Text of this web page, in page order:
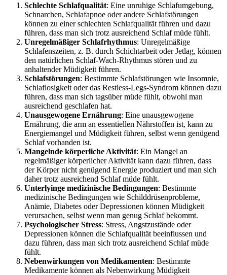
Schlechte Schlafqualität: Eine unruhige Schlafumgebung,
Schnarchen, Schlafapnoe oder andere Schlafstörungen
können zu einer schlechten Schlafqualität führen und dazu
führen, dass man sich trotz ausreichend Schlaf müde fühlt.
Unregelmäßiger Schlafrhythmus: Unregelmäßige
Schlafenszeiten, z. B. durch Schichtarbeit oder Jetlag, können
den natürlichen Schlaf-Wach-Rhythmus stören und zu
anhaltender Müdigkeit führen.
Schlafstörungen: Bestimmte Schlafstörungen wie Insomnie,
Schlaflosigkeit oder das Restless-Legs-Syndrom können dazu
führen, dass man sich tagsüber müde fühlt, obwohl man
ausreichend geschlafen hat.
Unausgewogene Ernährung: Eine unausgewogene
Ernährung, die arm an essentiellen Nährstoffen ist, kann zu
Energiemangel und Müdigkeit führen, selbst wenn genügend
Schlaf vorhanden ist.
Mangelnde körperliche Aktivität: Ein Mangel an
regelmäßiger körperlicher Aktivität kann dazu führen, dass
der Körper nicht genügend Energie produziert und man sich
daher trotz ausreichend Schlaf müde fühlt.
Unterlyinge medizinische Bedingungen: Bestimmte
medizinische Bedingungen wie Schilddrüsenprobleme,
Anämie, Diabetes oder Depressionen können Müdigkeit
verursachen, selbst wenn man genug Schlaf bekommt.
Psychologischer Stress: Stress, Angstzustände oder
Depressionen können die Schlafqualität beeinflussen und
dazu führen, dass man sich trotz ausreichend Schlaf müde
fühlt.
Nebenwirkungen von Medikamenten: Bestimmte
Medikamente können als Nebenwirkung Müdigkeit